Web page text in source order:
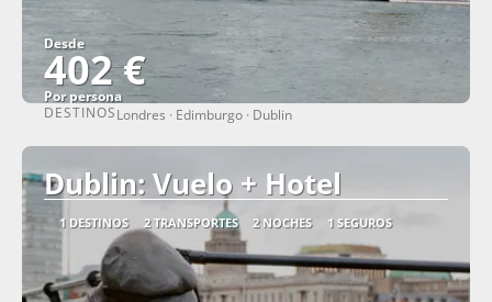
Desde
402 €
Por persona
Ver
DESTINOSLondres · Edimburgo · Dublin
Dublin: Vuelo + Hotel
1 DESTINOS 2 TRANSPORTES 2 NOCHES 1 SEGUROS